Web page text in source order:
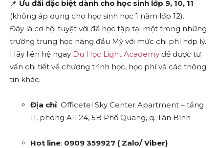
📌 Ưu đãi đặc biệt dành cho học sinh lớp 9, 10, 11
(không áp dụng cho học sinh học 1 năm lớp 12).
Đây là cơ hội tuyệt vời để học tập tại một trong những
trường trung học hàng đầu Mỹ với mức chi phí hợp lý.
Hãy liên hệ ngay Du Học Light Academy để được tư
vấn chi tiết về chương trình học, học phí và các thông
tin khác.
Địa chỉ: Officetel Sky Center Apartment – tầng
11, phòng A11.24, 5B Phổ Quang, q. Tân Bình
Hot line: 0909 359927 ( Zalo/ Viber)